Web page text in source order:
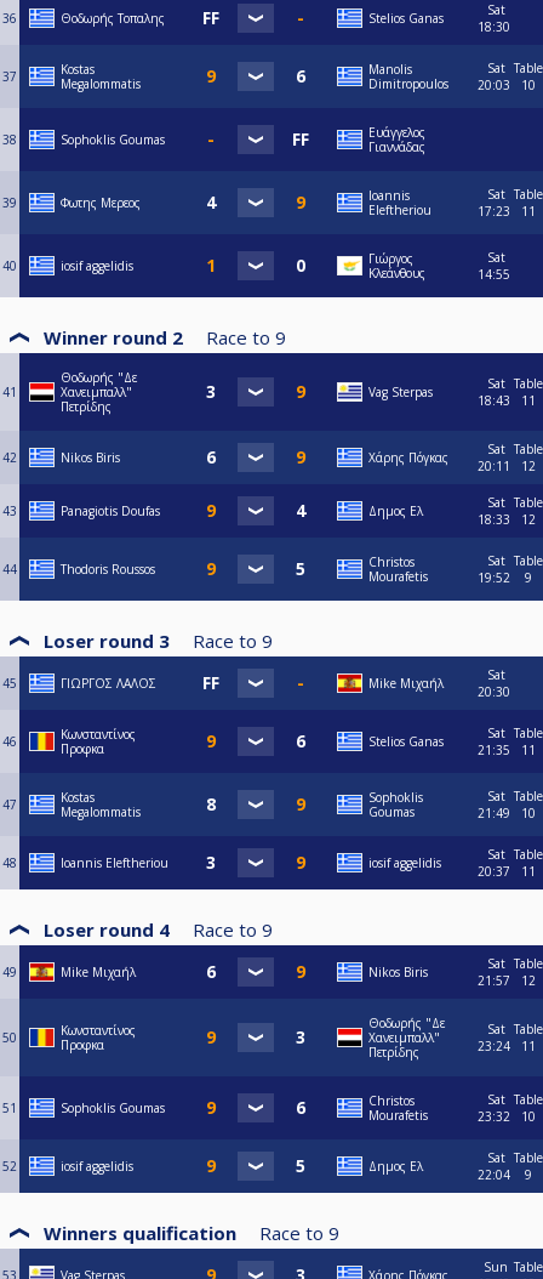
36 Θοδωρής Τοπαλης Stelios Ganas
Sat
18:30
37
Kostas
Megalommatis
Manolis
Dimitropoulos
Sat
20:03
Table
10
38 Sophoklis Goumas
Ευάγγελος
Γιαννάδας
39 Φωτης Μερεος
Ioannis
Eleftheriou
Sat
17:23
Table
11
40 iosif aggelidis
Γιώργος
Κλεάνθους
Sat
14:55
Winner round 2 Race to 9
41
Θοδωρής "Δε
Χανειμπαλλ"
Πετρίδης
Vag Sterpas
Sat
18:43
Table
11
42 Nikos Biris Χάρης Πόγκας
Sat
20:11
Table
12
43 Panagiotis Doufas Δημος Ελ
Sat
18:33
Table
12
44 Thodoris Roussos
Christos
Mourafetis
Sat
19:52
Table
9
Loser round 3 Race to 9
45 ΓΙΩΡΓΟΣ ΛΑΛΟΣ Mike Μιχαήλ
Sat
20:30
46
Κωνσταντίνος
Προφκα
Stelios Ganas
Sat
21:35
Table
11
47
Kostas
Megalommatis
Sophoklis
Goumas
Sat
21:49
Table
10
48 Ioannis Eleftheriou iosif aggelidis
Sat
20:37
Table
11
Loser round 4 Race to 9
49 Mike Μιχαήλ Nikos Biris
Sat
21:57
Table
12
50
Κωνσταντίνος
Προφκα
Θοδωρής "Δε
Χανειμπαλλ"
Πετρίδης
Sat
23:24
Table
11
51 Sophoklis Goumas
Christos
Mourafetis
Sat
23:32
Table
10
52 iosif aggelidis Δημος Ελ
Sat
22:04
Table
9
Winners qualification Race to 9
Sun Table